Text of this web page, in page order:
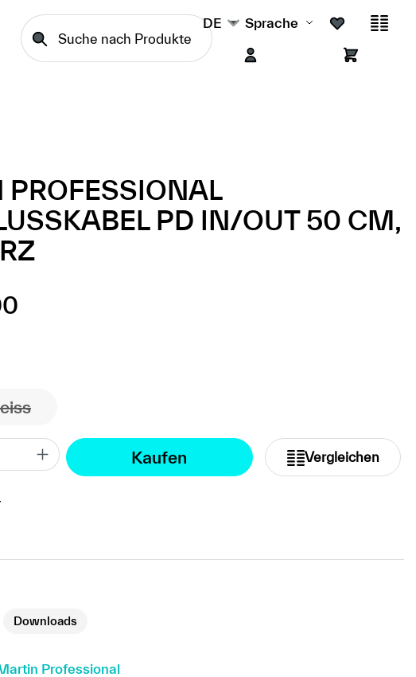
DE Sprache
PD IN/OUT 50 CM,
(Diese Option ist zurzeit nicht verfügbar.)
Kaufen Vergleichen
Downloads
Professional